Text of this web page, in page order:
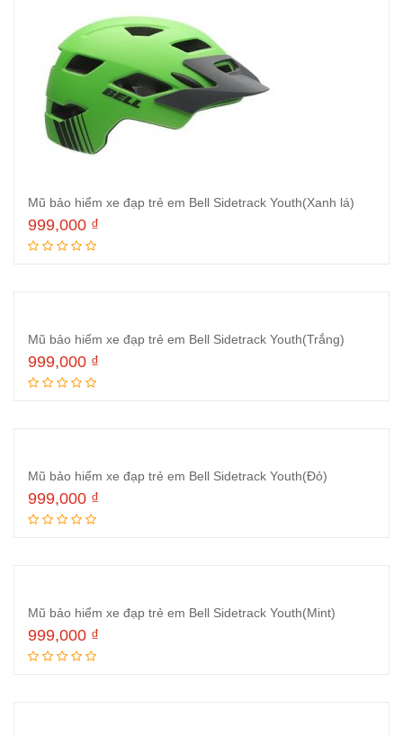
Mũ bảo hiểm xe đạp trẻ em Bell Sidetrack Youth(Xanh lá)
999,000 ₫
Mũ bảo hiểm xe đạp trẻ em Bell Sidetrack Youth(Trắng)
999,000 ₫
Mũ bảo hiểm xe đạp trẻ em Bell Sidetrack Youth(Đỏ)
999,000 ₫
Mũ bảo hiểm xe đạp trẻ em Bell Sidetrack Youth(Mint)
999,000 ₫